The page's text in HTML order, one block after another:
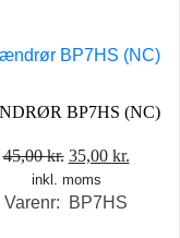
BP7HS (NC)
45,00kr. Den
oprindelige
pris
35,00 kr.Den
inkl. moms
Varenr: BP7HS